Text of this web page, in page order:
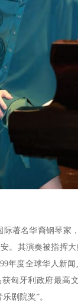
著名华裔钢琴家
。其演奏被指挥
年度全球华人新闻
匈牙利政府最高
剧院奖”。